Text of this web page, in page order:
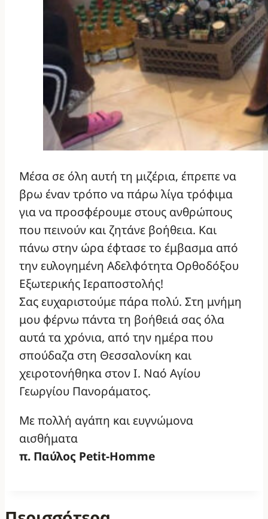
Μέσα σε όλη αυτή τη μιζέρια, έπρεπε να
βρω έναν τρόπο να πάρω λίγα τρόφιμα
για να προσφέρουμε στους ανθρώπους
που πεινούν και ζητάνε βοήθεια. Και
πάνω στην ώρα έφτασε το έμβασμα από
την ευλογημένη Αδελφότητα Ορθοδόξου
Εξωτερικής Ιεραποστολής!
Σας ευχαριστούμε πάρα πολύ. Στη μνήμη
μου φέρνω πάντα τη βοήθειά σας όλα
αυτά τα χρόνια, από την ημέρα που
σπούδαζα στη Θεσσαλονίκη και
χειροτονήθηκα στον Ι. Ναό Αγίου
Γεωργίου Πανοράματος.
Με πολλή αγάπη και ευγνώμονα
αισθήματα
π. Παύλος Petit-Homme